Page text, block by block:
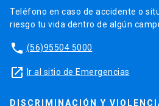
Teléfono en caso de accidente o
riesgo tu vida dentro de algún
phone (56)95504 5000
launch Ir al sitio de Emergencias
DISCRIMINACIÓN Y